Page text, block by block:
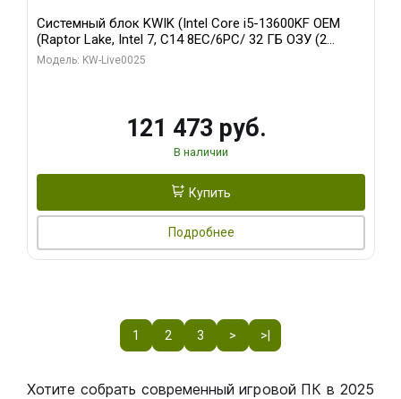
Системный блок KWIK (Intel Core i5-13600KF OEM
(Raptor Lake, Intel 7, C14 8EC/6PC/ 32 ГБ ОЗУ (2
модуля)/ Gigabyte RTX5060 WINDFORCE OC 8GB
Модель: KW-Live0025
121 473 руб.
В наличии
Купить
Подробнее
1 2 3 > >|
Хотите собрать современный игровой ПК в 2025